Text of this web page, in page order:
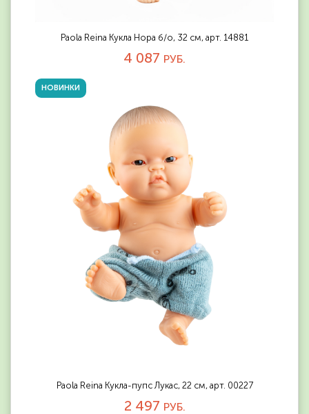
Paola Reina Кукла Нора б/о, 32 см, арт. 14881
4 087 РУБ.
НОВИНКИ
Paola Reina Кукла-пупс Лукас, 22 см, арт. 00227
2 497 РУБ.